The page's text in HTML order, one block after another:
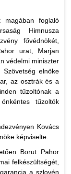
foglaló
Himnusza
fővédnökét,
urat, Marjan
védelmi miniszter
elnöke
az osztrák és a
tűzoltónak a
tűzoltók
Kovács
képviselte.
Borut Pahor
felkészültségét,
a szlovén